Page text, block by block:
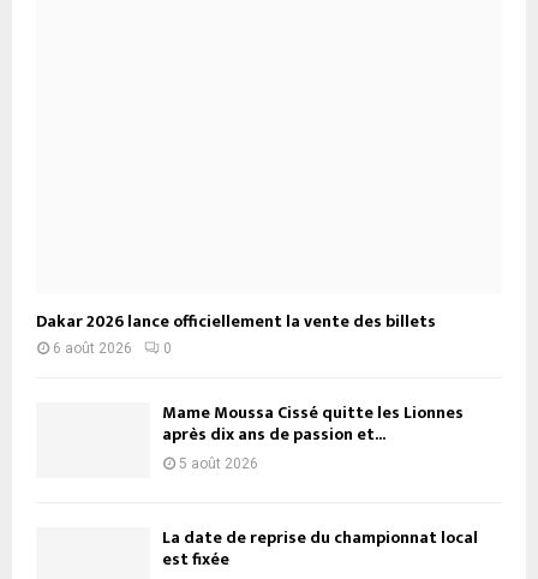
Dakar 2026 lance officiellement la vente des billets
6 août 2026 0
Mame Moussa Cissé quitte les Lionnes
après dix ans de passion et...
5 août 2026
La date de reprise du championnat local
est fixée